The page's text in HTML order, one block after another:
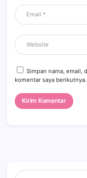
Simpan nama, email,
komentar saya berikutnya.